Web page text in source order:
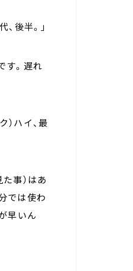
後半。」
す。遅れ
ハイ、最
事）はあ
では使わ
早いん